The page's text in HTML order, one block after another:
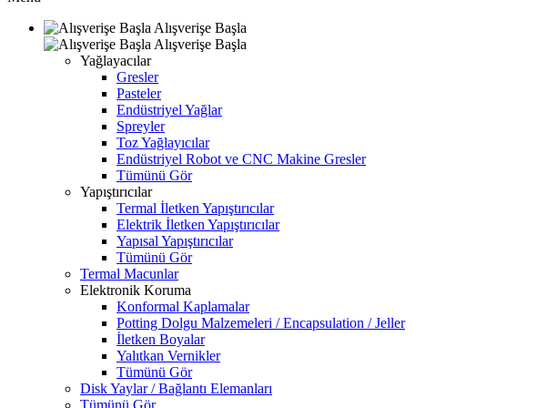
Alışverişe Başla
Alışverişe Başla
Yağlayacılar
Gresler
Pasteler
Endüstriyel Yağlar
Spreyler
Toz Yağlayıcılar
Endüstriyel Robot ve CNC Makine Gresler
Tümünü Gör
Yapıştırıcılar
Termal İletken Yapıştırıcılar
Elektrik İletken Yapıştırıcılar
Yapısal Yapıştırıcılar
Tümünü Gör
Termal Macunlar
Elektronik Koruma
Konformal Kaplamalar
Potting Dolgu Malzemeleri / Encapsulation / Jeller
İletken Boyalar
Yalıtkan Vernikler
Tümünü Gör
Disk Yaylar / Bağlantı Elemanları
Tümünü Gör